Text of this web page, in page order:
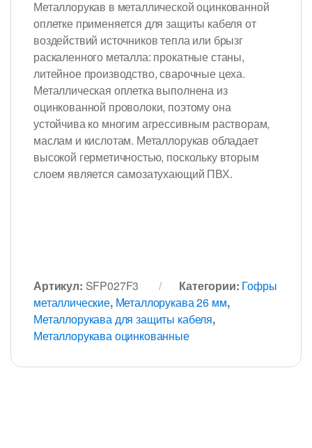
Металлорукав в металлической оцинкованной
оплетке применяется для защиты кабеля от
воздействий источников тепла или брызг
раскаленного металла: прокатные станы,
литейное производство, сварочные цеха.
Металлическая оплетка выполнена из
оцинкованной проволоки, поэтому она
устойчива ко многим агрессивным растворам,
маслам и кислотам. Металлорукав обладает
высокой герметичностью, поскольку вторым
слоем является самозатухающий ПВХ.
Артикул: SFP027F3 Категории: Гофры
металлические, Металлорукава 26 мм,
Металлорукава для защиты кабеля,
Металлорукава оцинкованные